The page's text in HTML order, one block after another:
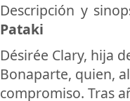
Descripción y
Pataki
Désirée Clary, hija
Bonaparte, quien,
compromiso. Tras